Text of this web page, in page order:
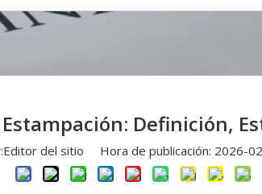
Definición,
del sitio Hora de publicación: 2026-